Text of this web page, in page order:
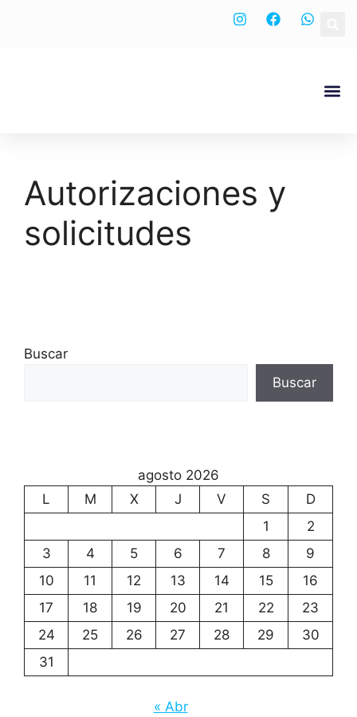
Autorizaciones y
solicitudes
Buscar
Buscar
agosto 2026
L
M X J V S
D
1
2
3
4 5 6 7 8
9
10
11 12 13 14 15
16
17
18 19 20 21 22
23
24
25 26 27 28 29
30
31
« Abr